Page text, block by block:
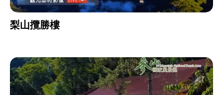
梨山攬勝樓